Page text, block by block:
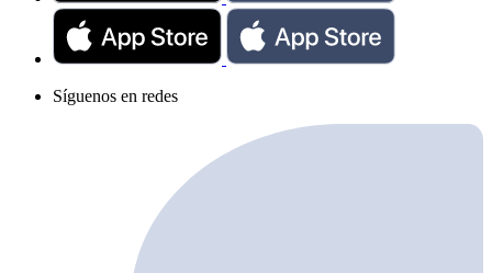
Síguenos en redes